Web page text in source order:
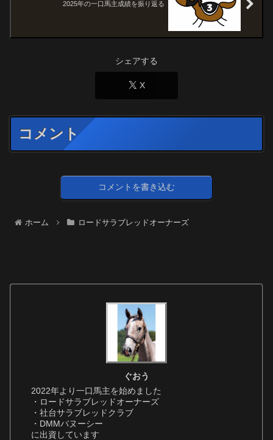
2025年の一口馬主成績を振り返る
シェアする
X
コメント
コメントを書き込む
ホーム ロードサラブレッドオーナーズ
ぐおう
2022年より一口馬主を始めました
・ロードサラブレッドオーナーズ
・社台サラブレッドクラブ
・DMMバヌーシー
に出資しています